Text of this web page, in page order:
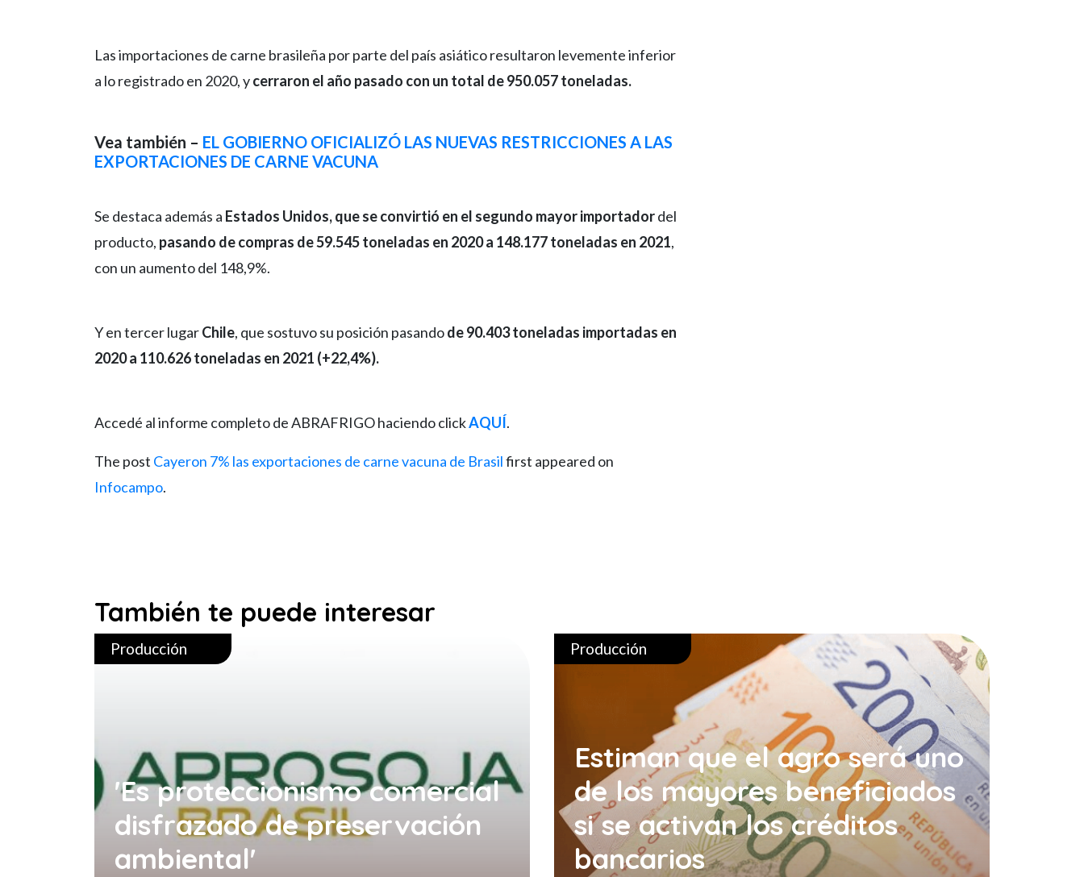
Las importaciones de carne brasileña por parte del país asiático resultaron levemente inferior
a lo registrado en 2020, ycerraron el año pasado con un total de 950.057 toneladas.
Vea también – EL GOBIERNO OFICIALIZÓ LAS NUEVAS RESTRICCIONES A LAS
EXPORTACIONES DE CARNE VACUNA
Se destaca además a Estados Unidos, que se convirtió en el segundo mayor importadordel
producto, pasando de compras de 59.545 toneladas en 2020 a 148.177 toneladas en 2021,
con un aumento del 148,9%.
Y en tercer lugarChile, que sostuvo su posición pasandode 90.403 toneladas importadas en
2020 a 110.626 toneladas en 2021 (+22,4%).
Accedé al informe completo de ABRAFRIGO haciendo clickAQUÍ.
The post Cayeron 7% las exportaciones de carne vacuna de Brasilfirst appeared on
Infocampo.
También te puede interesar
Producción
'Es proteccionismo comercial
disfrazado de preservación
ambiental'
Producción
Estiman que el agro será uno
de los mayores beneficiados
si se activan los créditos
bancarios